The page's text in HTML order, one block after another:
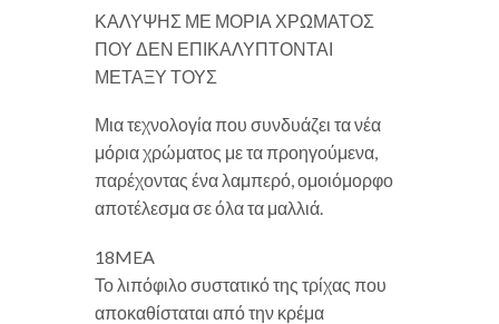
ΚΑΛΥΨΗΣ ΜΕ ΜΟΡΙΑ ΧΡΩΜΑΤΟΣ
ΠΟΥ ΔΕΝ ΕΠΙΚΑΛΥΠΤΟΝΤΑΙ
ΜΕΤΑΞΥ ΤΟΥΣ
Μια τεχνολογία που συνδυάζει τα νέα
μόρια χρώματος με τα προηγούμενα,
παρέχοντας ένα λαμπερό, ομοιόμορφο
αποτέλεσμα σε όλα τα μαλλιά.
18MEA
Το λιπόφιλο συστατικό της τρίχας που
αποκαθίσταται από την κρέμα